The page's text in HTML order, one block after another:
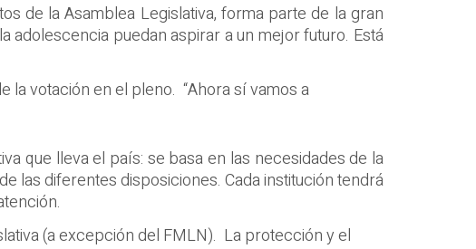
de la Asamblea Legislativa, forma parte de la gran
adolescencia puedan aspirar a un mejor futuro. Está
la votación en el pleno. “Ahora sí vamos a
que lleva el país: se basa en las necesidades de la
las diferentes disposiciones. Cada institución tendrá
(a excepción del FMLN). La protección y el